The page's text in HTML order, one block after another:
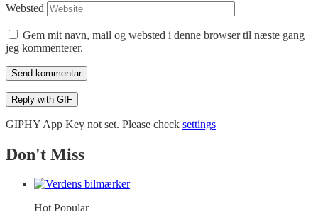
Websted
Gem mit navn, mail og websted i denne browser til næste gang
jeg kommenterer.
Send kommentar
Reply with GIF
GIPHY App Key not set. Please check settings
Don't Miss
Hot Popular